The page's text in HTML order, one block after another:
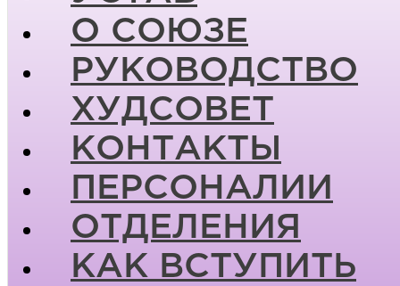
О СОЮЗЕ
РУКОВОДСТВО
ХУДСОВЕТ
КОНТАКТЫ
ПЕРСОНАЛИИ
ОТДЕЛЕНИЯ
КАК ВСТУПИТЬ